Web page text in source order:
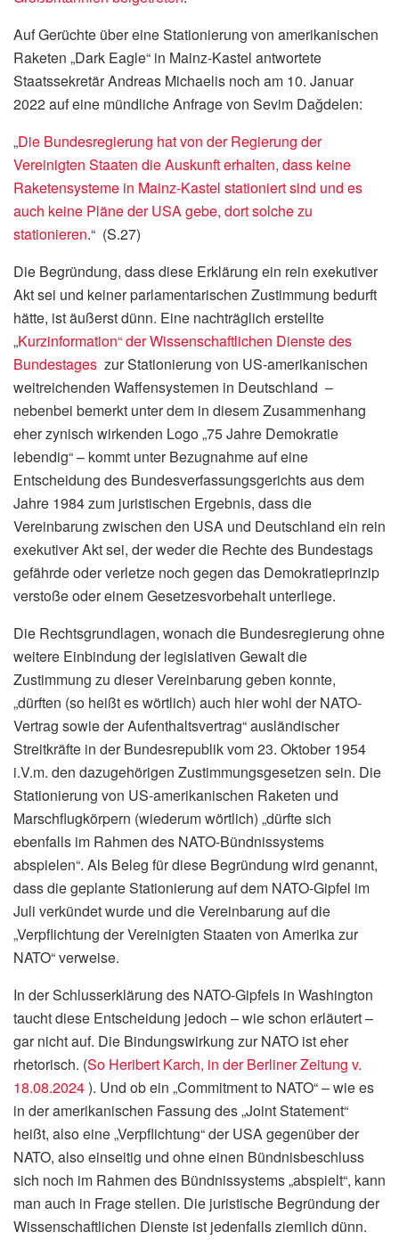
Auf Gerüchte über eine Stationierung von amerikanischen
Raketen „Dark Eagle“ in Mainz-Kastel antwortete
Staatssekretär Andreas Michaelis noch am 10. Januar
2022 auf eine mündliche Anfrage von Sevim Dağdelen:
„Die Bundesregierung hat von der Regierung der
Vereinigten Staaten die Auskunft erhalten, dass keine
Raketensysteme in Mainz-Kastel stationiert sind und es
auch keine Pläne der USA gebe, dort solche zu
stationieren.“ (S.27)
Die Begründung, dass diese Erklärung ein rein exekutiver
Akt sei und keiner parlamentarischen Zustimmung bedurft
hätte, ist äußerst dünn. Eine nachträglich erstellte
„Kurzinformation“ der Wissenschaftlichen Dienste des
Bundestages zur Stationierung von US-amerikanischen
weitreichenden Waffensystemen in Deutschland –
nebenbei bemerkt unter dem in diesem Zusammenhang
eher zynisch wirkenden Logo „75 Jahre Demokratie
lebendig“ – kommt unter Bezugnahme auf eine
Entscheidung des Bundesverfassungsgerichts aus dem
Jahre 1984 zum juristischen Ergebnis, dass die
Vereinbarung zwischen den USA und Deutschland ein rein
exekutiver Akt sei, der weder die Rechte des Bundestags
gefährde oder verletze noch gegen das Demokratieprinzip
verstoße oder einem Gesetzesvorbehalt unterliege.
Die Rechtsgrundlagen, wonach die Bundesregierung ohne
weitere Einbindung der legislativen Gewalt die
Zustimmung zu dieser Vereinbarung geben konnte,
„dürften (so heißt es wörtlich) auch hier wohl der NATO-
Vertrag sowie der Aufenthaltsvertrag“ ausländischer
Streitkräfte in der Bundesrepublik vom 23. Oktober 1954
i.V.m. den dazugehörigen Zustimmungsgesetzen sein. Die
Stationierung von US-amerikanischen Raketen und
Marschflugkörpern (wiederum wörtlich) „dürfte sich
ebenfalls im Rahmen des NATO-Bündnissystems
abspielen“. Als Beleg für diese Begründung wird genannt,
dass die geplante Stationierung auf dem NATO-Gipfel im
Juli verkündet wurde und die Vereinbarung auf die
„Verpflichtung der Vereinigten Staaten von Amerika zur
NATO“ verweise.
In der Schlusserklärung des NATO-Gipfels in Washington
taucht diese Entscheidung jedoch – wie schon erläutert –
gar nicht auf. Die Bindungswirkung zur NATO ist eher
rhetorisch. (So Heribert Karch, in der Berliner Zeitung v.
18.08.2024). Und ob ein „Commitment to NATO“ – wie es
in der amerikanischen Fassung des „Joint Statement“
heißt, also eine „Verpflichtung“ der USA gegenüber der
NATO, also einseitig und ohne einen Bündnisbeschluss
sich noch im Rahmen des Bündnissystems „abspielt“, kann
man auch in Frage stellen. Die juristische Begründung der
Wissenschaftlichen Dienste ist jedenfalls ziemlich dünn.